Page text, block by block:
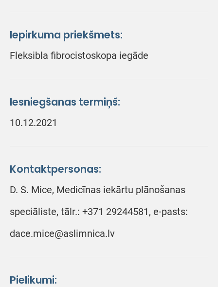
Iepirkuma priekšmets:
Fleksibla fibrocistoskopa iegāde
Iesniegšanas termiņš:
10.12.2021
Kontaktpersonas:
D. S. Mice, Medicīnas iekārtu plānošanas
speciāliste, tālr.: +371 29244581, e-pasts:
dace.mice@aslimnica.lv
Pielikumi: